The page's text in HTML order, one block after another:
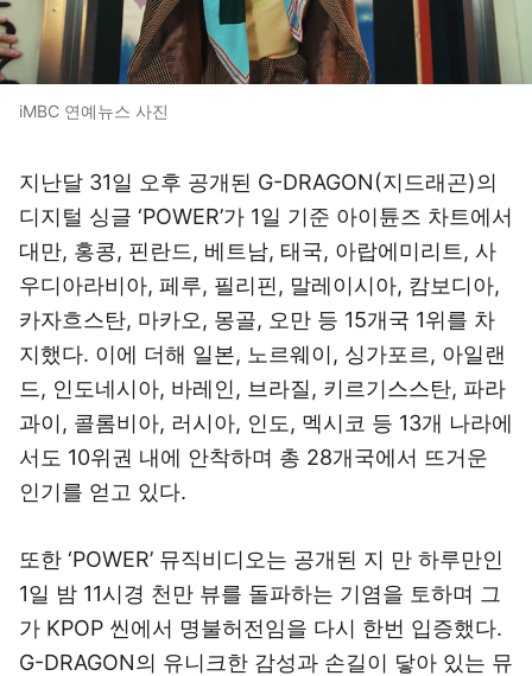
iMBC 연예뉴스 사진
지난달 31일 오후 공개된 G-DRAGON(지드래곤)의
디지털 싱글 ‘POWER’가 1일 기준 아이튠즈 차트에서
대만, 홍콩, 핀란드, 베트남, 태국, 아랍에미리트, 사
우디아라비아, 페루, 필리핀, 말레이시아, 캄보디아,
카자흐스탄, 마카오, 몽골, 오만 등 15개국 1위를 차
지했다. 이에 더해 일본, 노르웨이, 싱가포르, 아일랜
드, 인도네시아, 바레인, 브라질, 키르기스스탄, 파라
과이, 콜롬비아, 러시아, 인도, 멕시코 등 13개 나라에
서도 10위권 내에 안착하며 총 28개국에서 뜨거운
인기를 얻고 있다.
또한 ‘POWER’ 뮤직비디오는 공개된 지 만 하루만인
1일 밤 11시경 천만 뷰를 돌파하는 기염을 토하며 그
가 KPOP 씬에서 명불허전임을 다시 한번 입증했다.
G-DRAGON의 유니크한 감성과 손길이 닿아 있는 뮤